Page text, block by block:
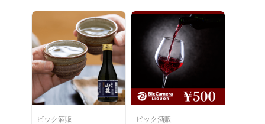
ビック酒販
ビック酒販